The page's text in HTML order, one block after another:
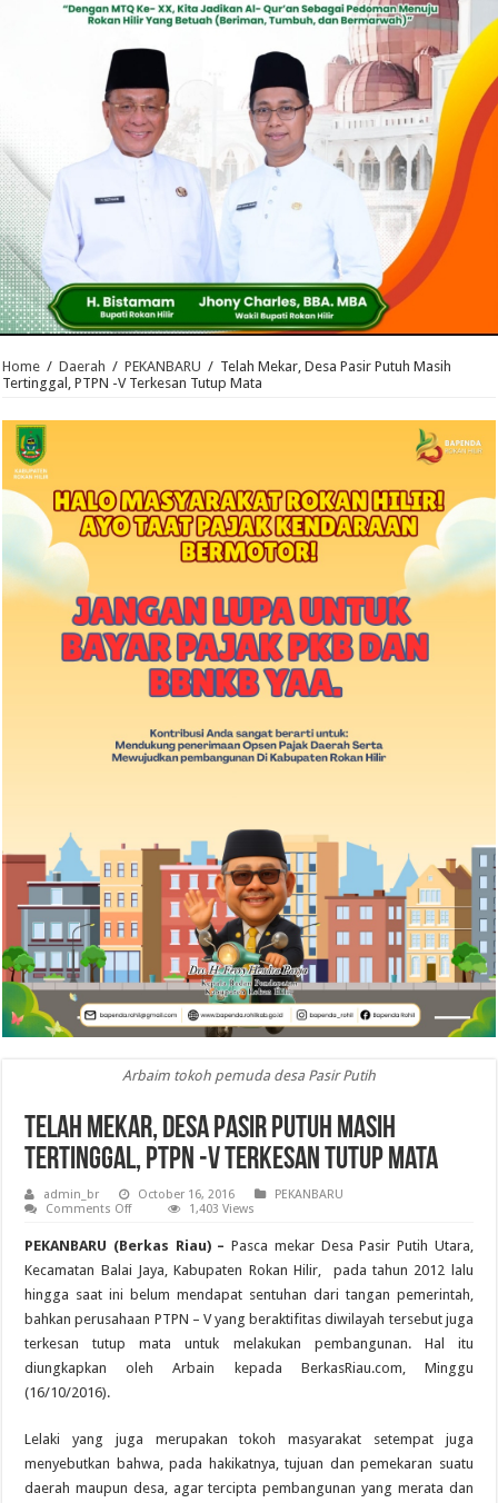
Home / Daerah / PEKANBARU / Telah Mekar, Desa Pasir Putuh Masih
Tertinggal, PTPN -V Terkesan Tutup Mata
Arbaim tokoh pemuda desa Pasir Putih
Telah Mekar, Desa Pasir Putuh Masih
Tertinggal, PTPN -V Terkesan Tutup Mata
admin_br October 16, 2016
PEKANBARU
Comments Offon
Mekar,
Desa
Pasir
Putuh
Masih
PTPN
Terkesan
1,403 Views
PEKANBARU (Berkas Riau) – Pasca mekar Desa Pasir Putih Utara,
Kecamatan Balai Jaya, Kabupaten Rokan Hilir, pada tahun 2012 lalu
hingga saat ini belum mendapat sentuhan dari tangan pemerintah,
bahkan perusahaan PTPN – V yang beraktifitas diwilayah tersebut juga
terkesan tutup mata untuk melakukan pembangunan. Hal itu
diungkapkan oleh Arbain kepada BerkasRiau.com, Minggu
(16/10/2016).
Lelaki yang juga merupakan tokoh masyarakat setempat juga
menyebutkan bahwa, pada hakikatnya, tujuan dan pemekaran suatu
daerah maupun desa, agar tercipta pembangunan yang merata dan